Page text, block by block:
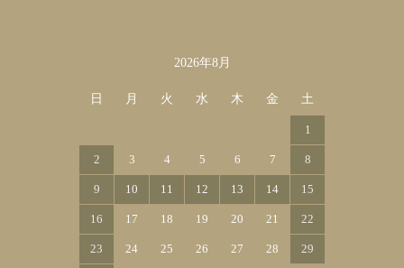
2026年8月
日 月 火 水 木 金 土
1
2 3 4 5 6 7 8
9 10 11 12 13 14 15
16 17 18 19 20 21 22
23 24 25 26 27 28 29